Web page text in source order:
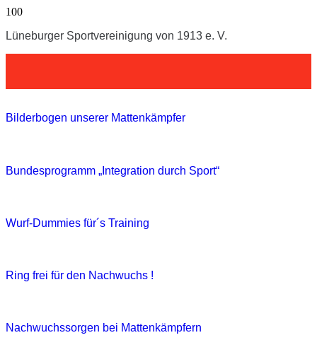
Lüneburger Sportvereinigung von 1913 e. V.
Bilderbogen unserer Mattenkämpfer
Bundesprogramm „Integration durch Sport“
Wurf-Dummies für´s Training
Ring frei für den Nachwuchs !
Nachwuchssorgen bei Mattenkämpfern